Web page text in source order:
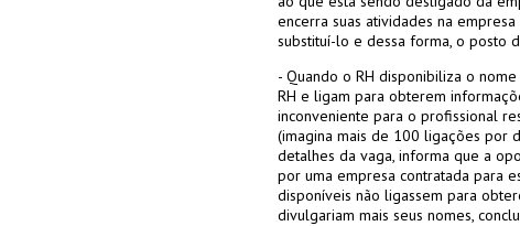
encerra suas atividades na
substituí-lo e dessa forma, o posto
- Quando o RH disponibiliza o
RH e ligam para obterem
inconveniente para o profissional
(imagina mais de 100 ligações por
detalhes da vaga, informa que a
por uma empresa contratada para
disponíveis não ligassem para
divulgariam mais seus nomes,